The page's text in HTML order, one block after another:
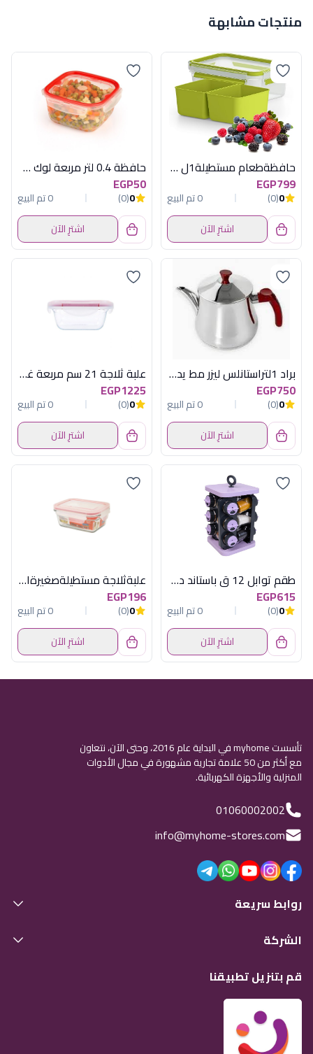
منتجات مشابهة
حافظةطعام مستطيلة1ل ماسترسيل تو جو تيفال
EGP799
0
(0)
0 تم البيع
اشترِ الآن
حافظة 0.4 لتر مربعة لوك فيت يوكسان
EGP50
0
(0)
0 تم البيع
اشترِ الآن
براد 1لتراستانلس ليزر مط يد احمرسوليتير
EGP750
0
(0)
0 تم البيع
اشترِ الآن
علبة ثلاجة 21 سم مربعة غطاء شفاف بيركس
EGP1225
0
(0)
0 تم البيع
اشترِ الآن
طقم توابل 12 ق باستاند دوار موف هيريفين
EGP615
0
(0)
0 تم البيع
اشترِ الآن
علبةثلاجة مستطيلةصغيرةامن للفرن جلاس لوك
EGP196
0
(0)
0 تم البيع
اشترِ الآن
تأسست myhome في البداية عام 2016، وحتى الآن، نتعاون
مع أكثر من 50 علامة تجارية مشهورة في مجال الأدوات
المنزلية والأجهزة الكهربائية.
01060002002
info@myhome-stores.com
روابط سريعة
الشركة
قم بتنزيل تطبيقنا